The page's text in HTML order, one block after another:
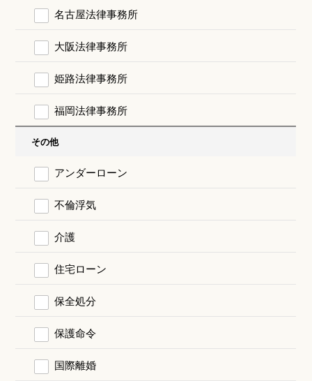
名古屋法律事務所
大阪法律事務所
姫路法律事務所
福岡法律事務所
その他
アンダーローン
不倫浮気
介護
住宅ローン
保全処分
保護命令
国際離婚